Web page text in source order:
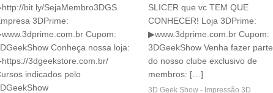
bit.ly/SejaMembro3DGS
3DPrime:
Cupom:
Conheça nossa loja:
3dgeekstore.com.br/
indicados pelo
SLICER que vc TEM QUE
CONHECER! Loja 3DPrime:
▶www.3dprime.com.br Cupom:
3DGeekShow Venha fazer parte
do nosso clube exclusivo de
membros: […]
3D Geek Show - Impressão 3D